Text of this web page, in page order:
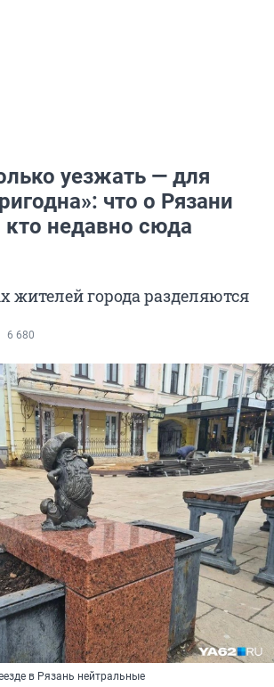
уезжать — для
что о Рязани
недавно сюда
города разделяются
6 680
в Рязань нейтральные